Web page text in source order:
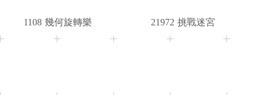
1108 幾何旋轉樂 21972 挑戰迷宮